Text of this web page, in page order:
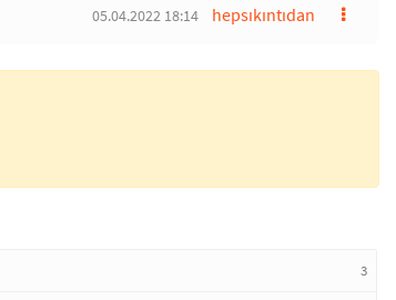
hepsıkıntıdan
05.04.2022 18:14
3